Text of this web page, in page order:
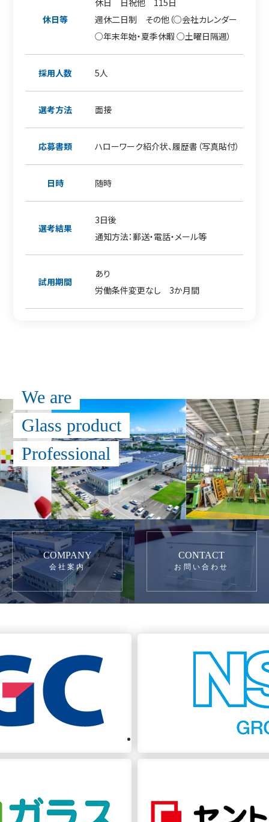
休日等
週休二日制 その他（○会社カレンダー
○年末年始・夏季休暇 ○土曜日隔週）
採用人数 5人
選考方法 面接
応募書類 ハローワーク紹介状、履歴書（写真貼付）
日時 随時
選考結果
3日後
通知方法：郵送・電話・メール等
試用期間
あり
労働条件変更なし 3か月間
We are
Glass product
Professional
COMPANY
会社案内
CONTACT
お問い合わせ